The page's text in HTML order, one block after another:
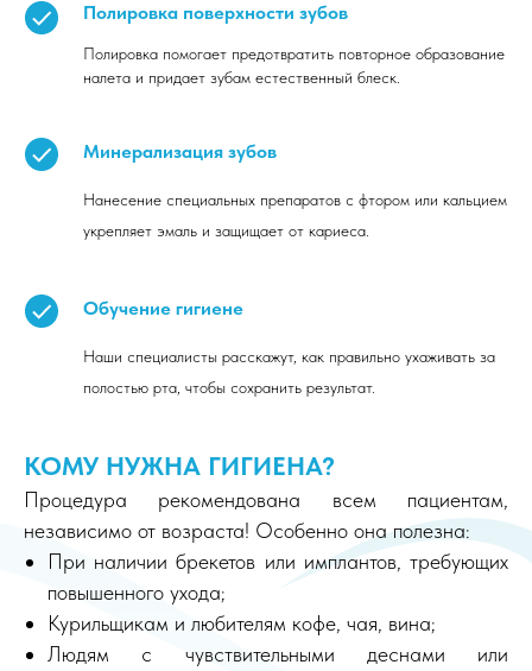
Полировка поверхности зубов
Полировка помогает предотвратить повторное образование
налета и придает зубам естественный блеск.
Минерализация зубов
Нанесение специальных препаратов с фтором или кальцием
укрепляет эмаль и защищает от кариеса.
Обучение гигиене
Наши специалисты расскажут, как правильно ухаживать за
полостью рта, чтобы сохранить результат.
КОМУ НУЖНА ГИГИЕНА?
Процедура рекомендована всем пациентам,
независимо от возраста! Особенно она полезна:
При наличии брекетов или имплантов, требующих
повышенного ухода;
Курильщикам и любителям кофе, чая, вина;
Людям с чувствительными деснами или